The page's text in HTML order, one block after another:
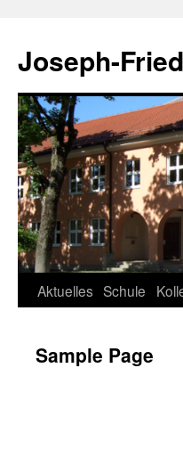
springen
Joseph-
Aktuelles Schule
Sample Page